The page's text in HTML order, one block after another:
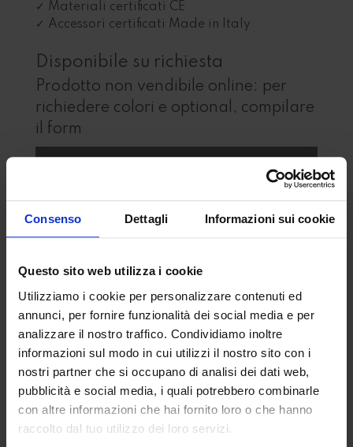
Consenso Dettagli Informazioni sui cookie
Questo sito web utilizza i cookie
Utilizziamo i cookie per personalizzare contenuti ed
annunci, per fornire funzionalità dei social media e per
analizzare il nostro traffico. Condividiamo inoltre
informazioni sul modo in cui utilizzi il nostro sito con i
nostri partner che si occupano di analisi dei dati web,
pubblicità e social media, i quali potrebbero combinarle
con altre informazioni che hai fornito loro o che hanno
raccolto dal tuo utilizzo dei loro servizi.
Materiali certificati CE
Accessori certificati Made in Italy
Disponibile su richiesta
Prodotto non vendibile online: per
richiedere colori e optional, compilare
il form
Acconsento al trattamento dei miei